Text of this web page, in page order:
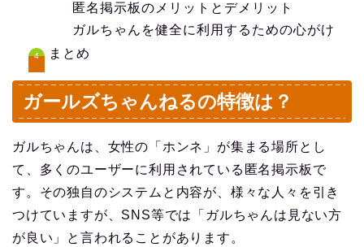
匿名掲示板のメリットとデメリット
ガルちゃんを健全に利用するための心がけ
まとめ
ガールズちゃんねるの特徴は？
ガルちゃんは、女性の「ホンネ」が集まる場所とし
て、多くのユーザーに利用されている匿名掲示板で
す。その独自のシステムと内容が、様々な人々を引き
つけていますが、SNS等では「ガルちゃんは見ない方
が良い」と言われることがあります。